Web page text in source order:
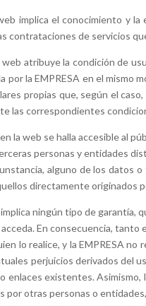
implica el conocimiento y la
contrataciones de servicios
atribuye la condición de
por la EMPRESA en el
propias que, según el
las correspondientes
la web se halla accesible al
personas y entidades
alguno de los datos
directamente originados
ningún tipo de garantía,
En consecuencia, tanto
lo realice, y la EMPRESA
perjuicios derivados del
enlaces existentes.
por otras personas o